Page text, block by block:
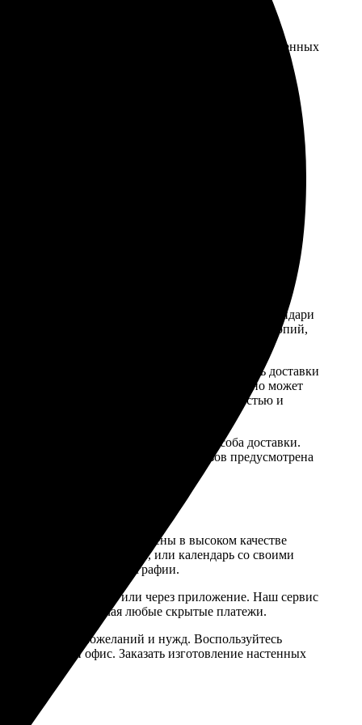
фотопечати и использование качественных
что обеспечивает превосходное
выглядели безупречно.
ассортимент шаблонов и полная свобода
радость близким или же организовать рабочее
изображение, наполненное личным смыслом и
интерьера. В компании «ФотоПочта» вы можете
компании, а также карманные и отрывные календари
выбранного типа календаря, количества копий,
службами и через пункты выдачи. Стоимость доставки
за счет объема обработки отправлений, но может
Для компромисса между стоимостью и
веса заказа и выбранного вами способа доставки.
крупных и корпоративных заказов предусмотрена
вы можете быть уверены в высоком качестве
перекидной, или календарь со своими
индивидуальные фотографии.
на нашем сайте или через приложение. Наш сервис
на сайте, исключая любые скрытые платежи.
ваших пожеланий и нужд. Воспользуйтесь
ваш дом или офис. Заказать изготовление настенных